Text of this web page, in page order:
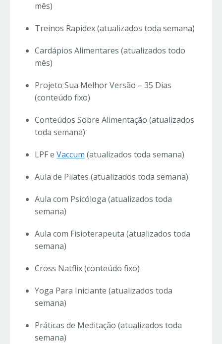
mês)
Treinos Rapidex (atualizados toda semana)
Cardápios Alimentares (atualizados todo
mês)
Projeto Sua Melhor Versão – 35 Dias
(conteúdo fixo)
Conteúdos Sobre Alimentação (atualizados
toda semana)
LPF e Vaccum (atualizados toda semana)
Aula de Pilates (atualizados toda semana)
Aula com Psicóloga (atualizados toda
semana)
Aula com Fisioterapeuta (atualizados toda
semana)
Cross Natflix (conteúdo fixo)
Yoga Para Iniciante (atualizados toda
semana)
Práticas de Meditação (atualizados toda
semana)